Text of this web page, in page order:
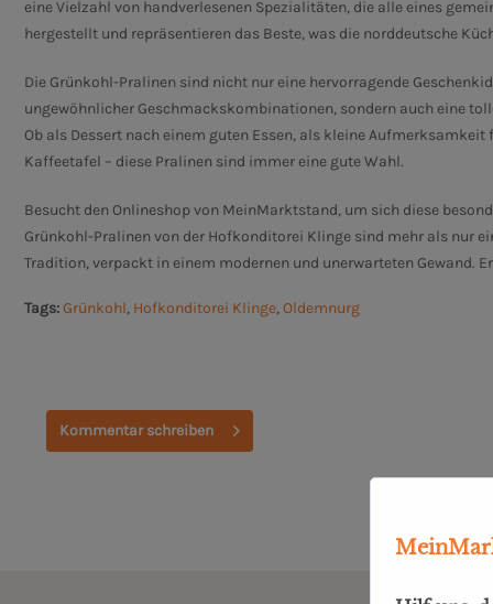
eine Vielzahl von handverlesenen Spezialitäten, die alle eines
hergestellt und repräsentieren das Beste, was die norddeutsche
Die Grünkohl-Pralinen sind nicht nur eine hervorragende
ungewöhnlicher Geschmackskombinationen, sondern auch eine
Ob als Dessert nach einem guten Essen, als kleine
Kaffeetafel – diese Pralinen sind immer eine gute Wahl.
Besucht den Onlineshop von MeinMarktstand, um sich diese
Grünkohl-Pralinen von der Hofkonditorei Klinge sind mehr als nur
Tradition, verpackt in einem modernen und unerwarteten Gewand.
Tags:Grünkohl, Hofkonditorei Klinge,Oldemnurg
Kommentar schreiben